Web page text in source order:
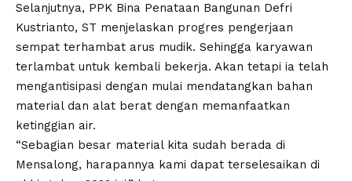
Selanjutnya, PPK Bina Penataan Bangunan Defri
Kustrianto, ST menjelaskan progres pengerjaan
sempat terhambat arus mudik. Sehingga karyawan
terlambat untuk kembali bekerja. Akan tetapi ia telah
mengantisipasi dengan mulai mendatangkan bahan
material dan alat berat dengan memanfaatkan
ketinggian air.
“Sebagian besar material kita sudah berada di
Mensalong, harapannya kami dapat terselesaikan di